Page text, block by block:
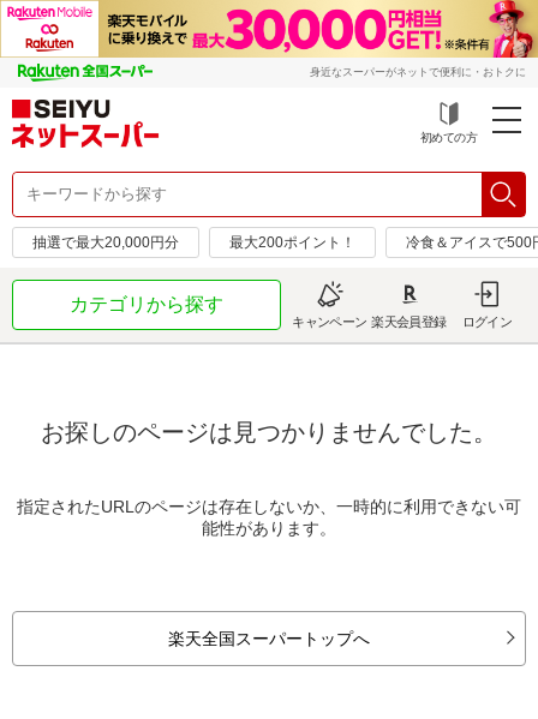
身近なスーパーがネットで便利に・おトクに
初めての方
抽選で最大20,000円分 最大200ポイント！ 冷食＆アイスで500
カテゴリから探す
キャンペーン 楽天会員登録 ログイン
お探しのページは見つかりませんでした。
指定されたURLのページは存在しないか、一時的に利用できない可
能性があります。
楽天全国スーパートップへ